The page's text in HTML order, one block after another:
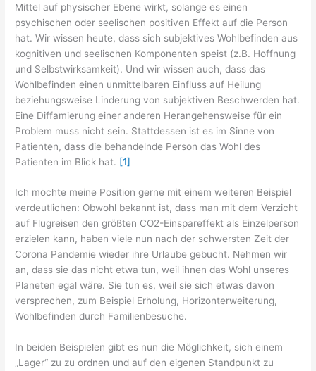
Mittel auf physischer Ebene wirkt, solange es einen
psychischen oder seelischen positiven Effekt auf die Person
hat. Wir wissen heute, dass sich subjektives Wohlbefinden aus
kognitiven und seelischen Komponenten speist (z.B. Hoffnung
und Selbstwirksamkeit). Und wir wissen auch, dass das
Wohlbefinden einen unmittelbaren Einfluss auf Heilung
beziehungsweise Linderung von subjektiven Beschwerden hat.
Eine Diffamierung einer anderen Herangehensweise für ein
Problem muss nicht sein. Stattdessen ist es im Sinne von
Patienten, dass die behandelnde Person das Wohl des
Patienten im Blick hat. [1]
Ich möchte meine Position gerne mit einem weiteren Beispiel
verdeutlichen: Obwohl bekannt ist, dass man mit dem Verzicht
auf Flugreisen den größten CO2-Einspareffekt als Einzelperson
erzielen kann, haben viele nun nach der schwersten Zeit der
Corona Pandemie wieder ihre Urlaube gebucht. Nehmen wir
an, dass sie das nicht etwa tun, weil ihnen das Wohl unseres
Planeten egal wäre. Sie tun es, weil sie sich etwas davon
versprechen, zum Beispiel Erholung, Horizonterweiterung,
Wohlbefinden durch Familienbesuche.
In beiden Beispielen gibt es nun die Möglichkeit, sich einem
„Lager“ zu zu ordnen und auf den eigenen Standpunkt zu